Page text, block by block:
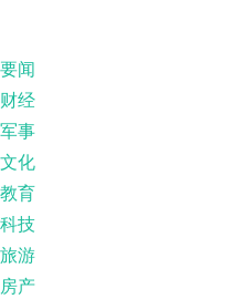
要闻
财经
军事
文化
教育
科技
旅游
房产